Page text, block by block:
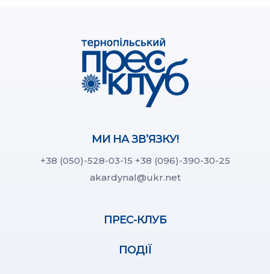
МИ НА ЗВ’ЯЗКУ!
+38 (050)-528-03-15 +38 (096)-390-30-25
akardynal@ukr.net
ПРЕС-КЛУБ
ПОДІЇ